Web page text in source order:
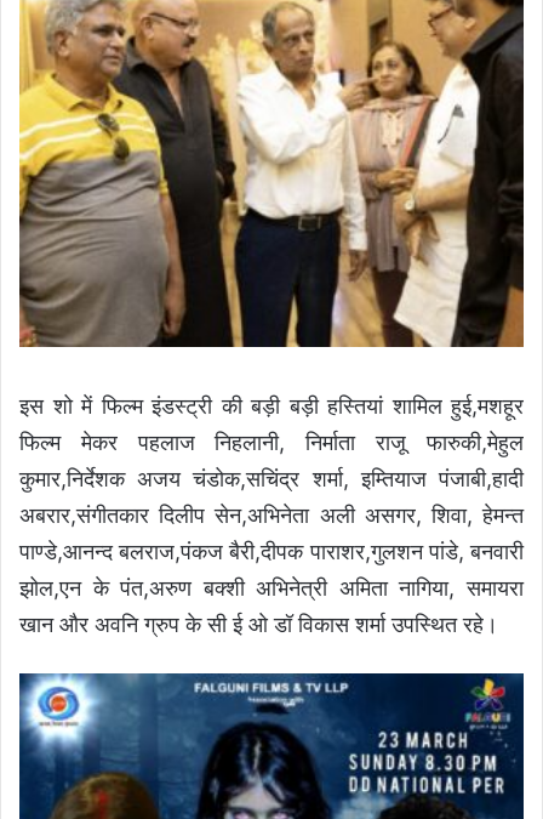
इस शो में फिल्म इंडस्ट्री की बड़ी बड़ी हस्तियां शामिल हुई,मशहूर
फिल्म मेकर पहलाज निहलानी, निर्माता राजू फारुकी,मेहुल
कुमार,निर्देशक अजय चंडोक,सचिंद्र शर्मा, इम्तियाज पंजाबी,हादी
अबरार,संगीतकार दिलीप सेन,अभिनेता अली असगर, शिवा, हेमन्त
पाण्डे,आनन्द बलराज,पंकज बैरी,दीपक पाराशर,गुलशन पांडे, बनवारी
झोल,एन के पंत,अरुण बक्शी अभिनेत्री अमिता नागिया, समायरा
खान और अवनि ग्रुप के सी ई ओ डॉ विकास शर्मा उपस्थित रहे।